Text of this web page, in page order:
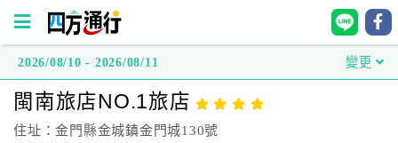
方
通
2026/08/10 - 2026/08/11 變更
閩南旅店NO.1旅店
住址：金門縣金城鎮金門城130號